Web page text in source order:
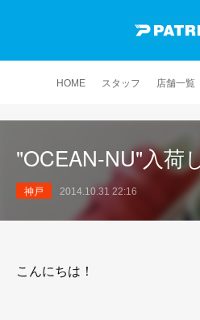
HOME スタッフ 店舗一覧
"OCEAN-NU"入荷
神戸 2014.10.31 22:16
こんにちは！